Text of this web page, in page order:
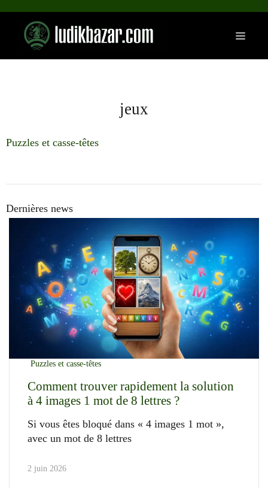
contenu
Menu
jeux
Puzzles et casse-têtes
Dernières news
Puzzles et casse-têtes
Comment trouver rapidement la solution
à 4 images 1 mot de 8 lettres ?
Si vous êtes bloqué dans « 4 images 1 mot »,
avec un mot de 8 lettres
2 juin 2026